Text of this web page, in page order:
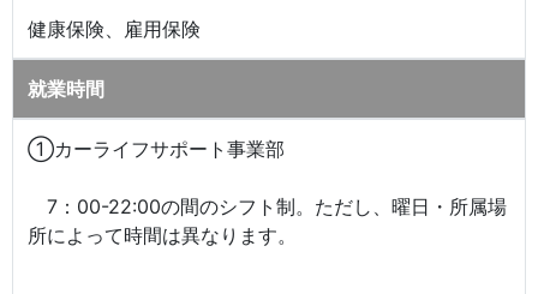
健康保険、雇用保険
就業時間
①カーライフサポート事業部
7：00-22:00の間のシフト制。ただし、曜日・所属場
所によって時間は異なります。